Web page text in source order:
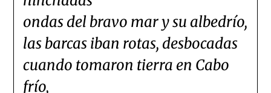
ondas del bravo mar y su albedrío,
las barcas iban rotas, desbocadas
cuando tomaron tierra en Cabo
frío,